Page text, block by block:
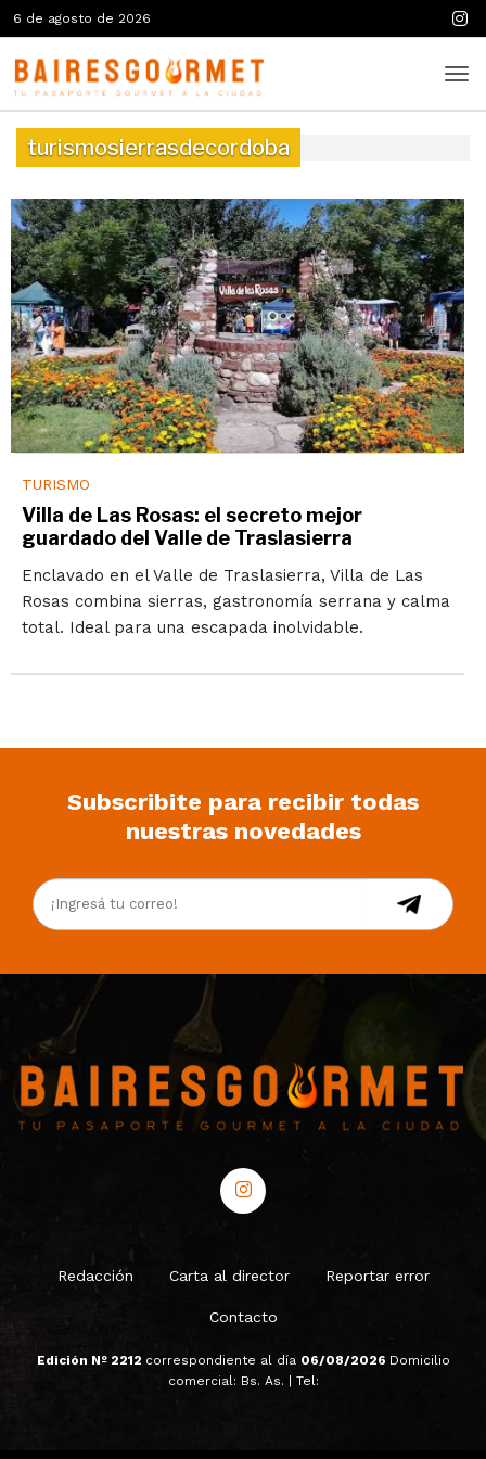
6 de agosto de 2026
turismosierrasdecordoba
TURISMO
Villa de Las Rosas: el secreto mejor
guardado del Valle de Traslasierra
Enclavado en el Valle de Traslasierra, Villa de Las
Rosas combina sierras, gastronomía serrana y calma
total. Ideal para una escapada inolvidable.
Subscribite para recibir todas
nuestras novedades
Redacción Carta al director Reportar error
Contacto
Edición Nº 2212 correspondiente al día 06/08/2026 Domicilio
comercial: Bs. As. | Tel: